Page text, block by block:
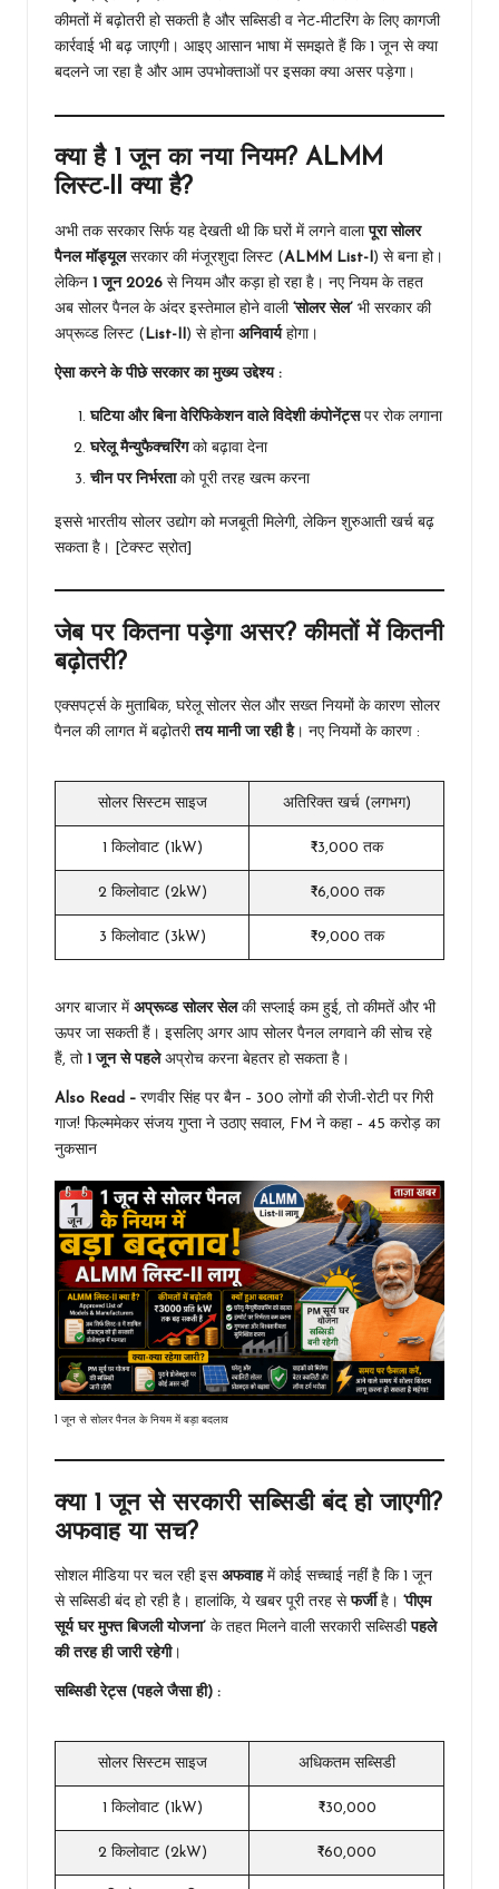
कीमतों में बढ़ोतरी हो सकती है और सब्सिडी व नेट-मीटरिंग के लिए कागजी
कार्रवाई भी बढ़ जाएगी। आइए आसान भाषा में समझते हैं कि 1 जून से क्या
बदलने जा रहा है और आम उपभोक्ताओं पर इसका क्या असर पड़ेगा।
क्या है 1 जून का नया नियम? ALMM
लिस्ट-II क्या है?
अभी तक सरकार सिर्फ यह देखती थी कि घरों में लगने वालापूरा सोलर
पैनल मॉड्यूलसरकार की मंजूरशुदा लिस्ट (ALMM List-I ) से बना हो।
लेकिन 1 जून 2026 से नियम और कड़ा हो रहा है। नए नियम के तहत
अब सोलर पैनल के अंदर इस्तेमाल होने वाली ‘सोलर सेल’ भी सरकार की
अप्रूव्ड लिस्ट ( List-II ) से होना अनिवार्यहोगा।
ऐसा करने के पीछे सरकार का मुख्य उद्देश्य :
घटिया और बिना वेरिफिकेशन वाले विदेशी कंपोनेंट्सपर रोक लगाना
घरेलू मैन्युफैक्चरिंगको बढ़ावा देना
चीन पर निर्भरताको पूरी तरह खत्म करना
इससे भारतीय सोलर उद्योग को मजबूती मिलेगी, लेकिन शुरुआती खर्च बढ़
सकता है। [टेक्स्ट स्रोत]
जेब पर कितना पड़ेगा असर? कीमतों में कितनी
बढ़ोतरी?
एक्सपर्ट्स के मुताबिक, घरेलू सोलर सेल और सख्त नियमों के कारण सोलर
पैनल की लागत में बढ़ोतरी तय मानी जा रही है। नए नियमों के कारण :
सोलर सिस्टम साइज अतिरिक्त खर्च (लगभग)
1 किलोवाट (1kW) ₹3,000 तक
2 किलोवाट (2kW) ₹6,000 तक
3 किलोवाट (3kW) ₹9,000 तक
अगर बाजार में अप्रूव्ड सोलर सेलकी सप्लाई कम हुई, तो कीमतें और भी
ऊपर जा सकती हैं। इसलिए अगर आप सोलर पैनल लगवाने की सोच रहे
हैं, तो
1 जून से पहलेअप्रोच करना बेहतर हो सकता है।
Also Read – रणवीर सिंह पर बैन – 300 लोगों की रोजी-रोटी पर गिरी
गाज! फिल्ममेकर संजय गुप्ता ने उठाए सवाल, FM ने कहा – 45 करोड़ का
नुकसान
1 जून से सोलर पैनल के नियम में बड़ा बदलाव
क्या 1 जून से सरकारी सब्सिडी बंद हो जाएगी?
अफवाह या सच?
सोशल मीडिया पर चल रही इस अफवाहमें कोई सच्चाई नहीं है कि 1 जून
से सब्सिडी बंद हो रही है। हालांकि, ये खबर पूरी तरह से फर्जीहै।
‘पीएम
सूर्य घर मुफ्त बिजली योजना’ के तहत मिलने वाली सरकारी सब्सिडी पहले
की तरह ही जारी रहेगी।
सब्सिडी रेट्स (पहले जैसा ही) :
सोलर सिस्टम साइज अधिकतम सब्सिडी
1 किलोवाट (1kW) ₹30,000
2 किलोवाट (2kW) ₹60,000